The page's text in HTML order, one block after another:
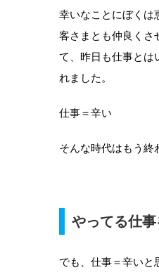
幸いなことにぼくは
客さまとも仲良くさ
て、昨日も仕事とは
れました。
仕事＝辛い
そんな時代はもう終
やってる仕
でも、仕事＝辛いと